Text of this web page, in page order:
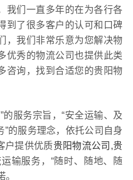
我们一直多年的在为各行各
到了很多客户的认可和口碑
，我们非常乐意为您解决物
优秀的物流公司也提供此类
咨询，找到合适您的贵阳物
服务宗旨，“安全运输、及
的服务理念，依托公司自身
户提供优质贵阳物流公司,贵
运输服务，“随时、随地、随